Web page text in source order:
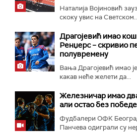
Наталија Војиновић
скоку увис на
Драгојевић имао
Ренџерс – скривио
полувремену
Вања Драгојевић имао
какав неће желети да...
Железничар имао
али остао без
Фудбалери ОФК
Панчева одиграли су